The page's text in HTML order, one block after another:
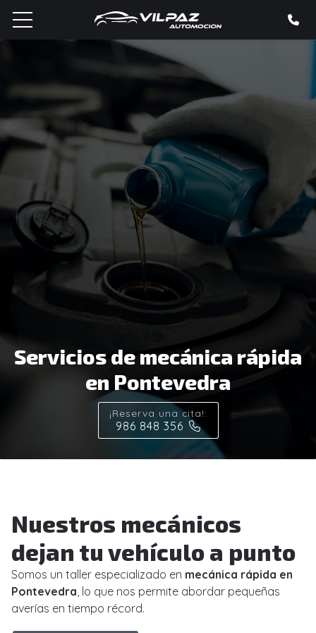
Servicios de mecánica rápida
en Pontevedra
¡Reserva una cita!:
986 848 356
Nuestros mecánicos
dejan tu vehículo a punto
Somos un taller especializado en mecánica rápida en
Pontevedra, lo que nos permite abordar pequeñas
averías en tiempo récord.